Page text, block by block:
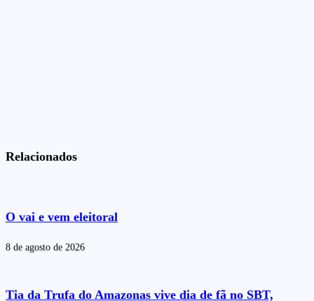
Relacionados
O vai e vem eleitoral
8 de agosto de 2026
Tia da Trufa do Amazonas vive dia de fã no SBT,